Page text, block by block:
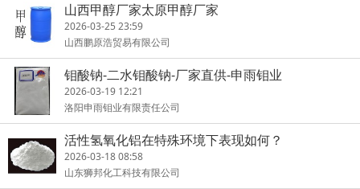
山西甲醇厂家太原甲醇厂家
2026-03-25 23:59
山西鹏原浩贸易有限公司
钼酸钠-二水钼酸钠-厂家直供-申雨钼业
2026-03-19 12:21
洛阳申雨钼业有限责任公司
活性氢氧化铝在特殊环境下表现如何？
2026-03-18 08:58
山东狮邦化工科技有限公司